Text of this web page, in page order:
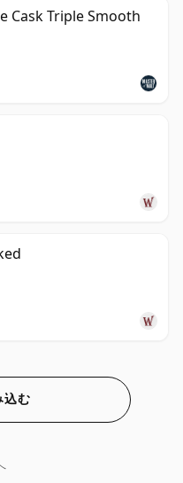
Cask Triple Smooth
込む